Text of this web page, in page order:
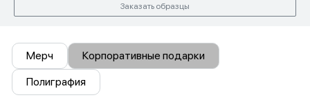
Заказать образцы
Мерч
Корпоративные подарки
Полиграфия